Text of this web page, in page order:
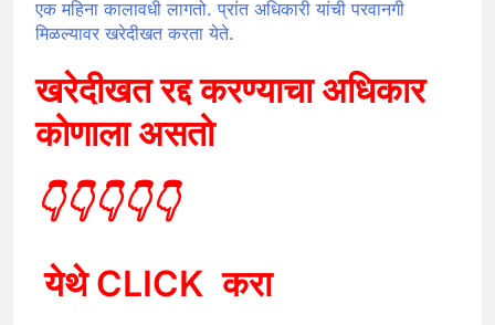
एक महिना कालावधी लागतो. प्रांत अधिकारी यांची परवानगी
मिळल्यावर खरेदीखत करता येते.
खरेदीखत रद्द करण्याचा अधिकार
कोणाला असतो
👇👇👇👇👇
येथे CLICK करा